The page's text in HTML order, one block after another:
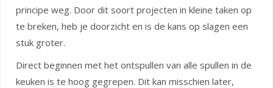
principe weg. Door dit soort projecten in kleine taken op
te breken, heb je doorzicht en is de kans op slagen een
stuk groter.
Direct beginnen met het ontspullen van alle spullen in de
keuken is te hoog gegrepen. Dit kan misschien later,